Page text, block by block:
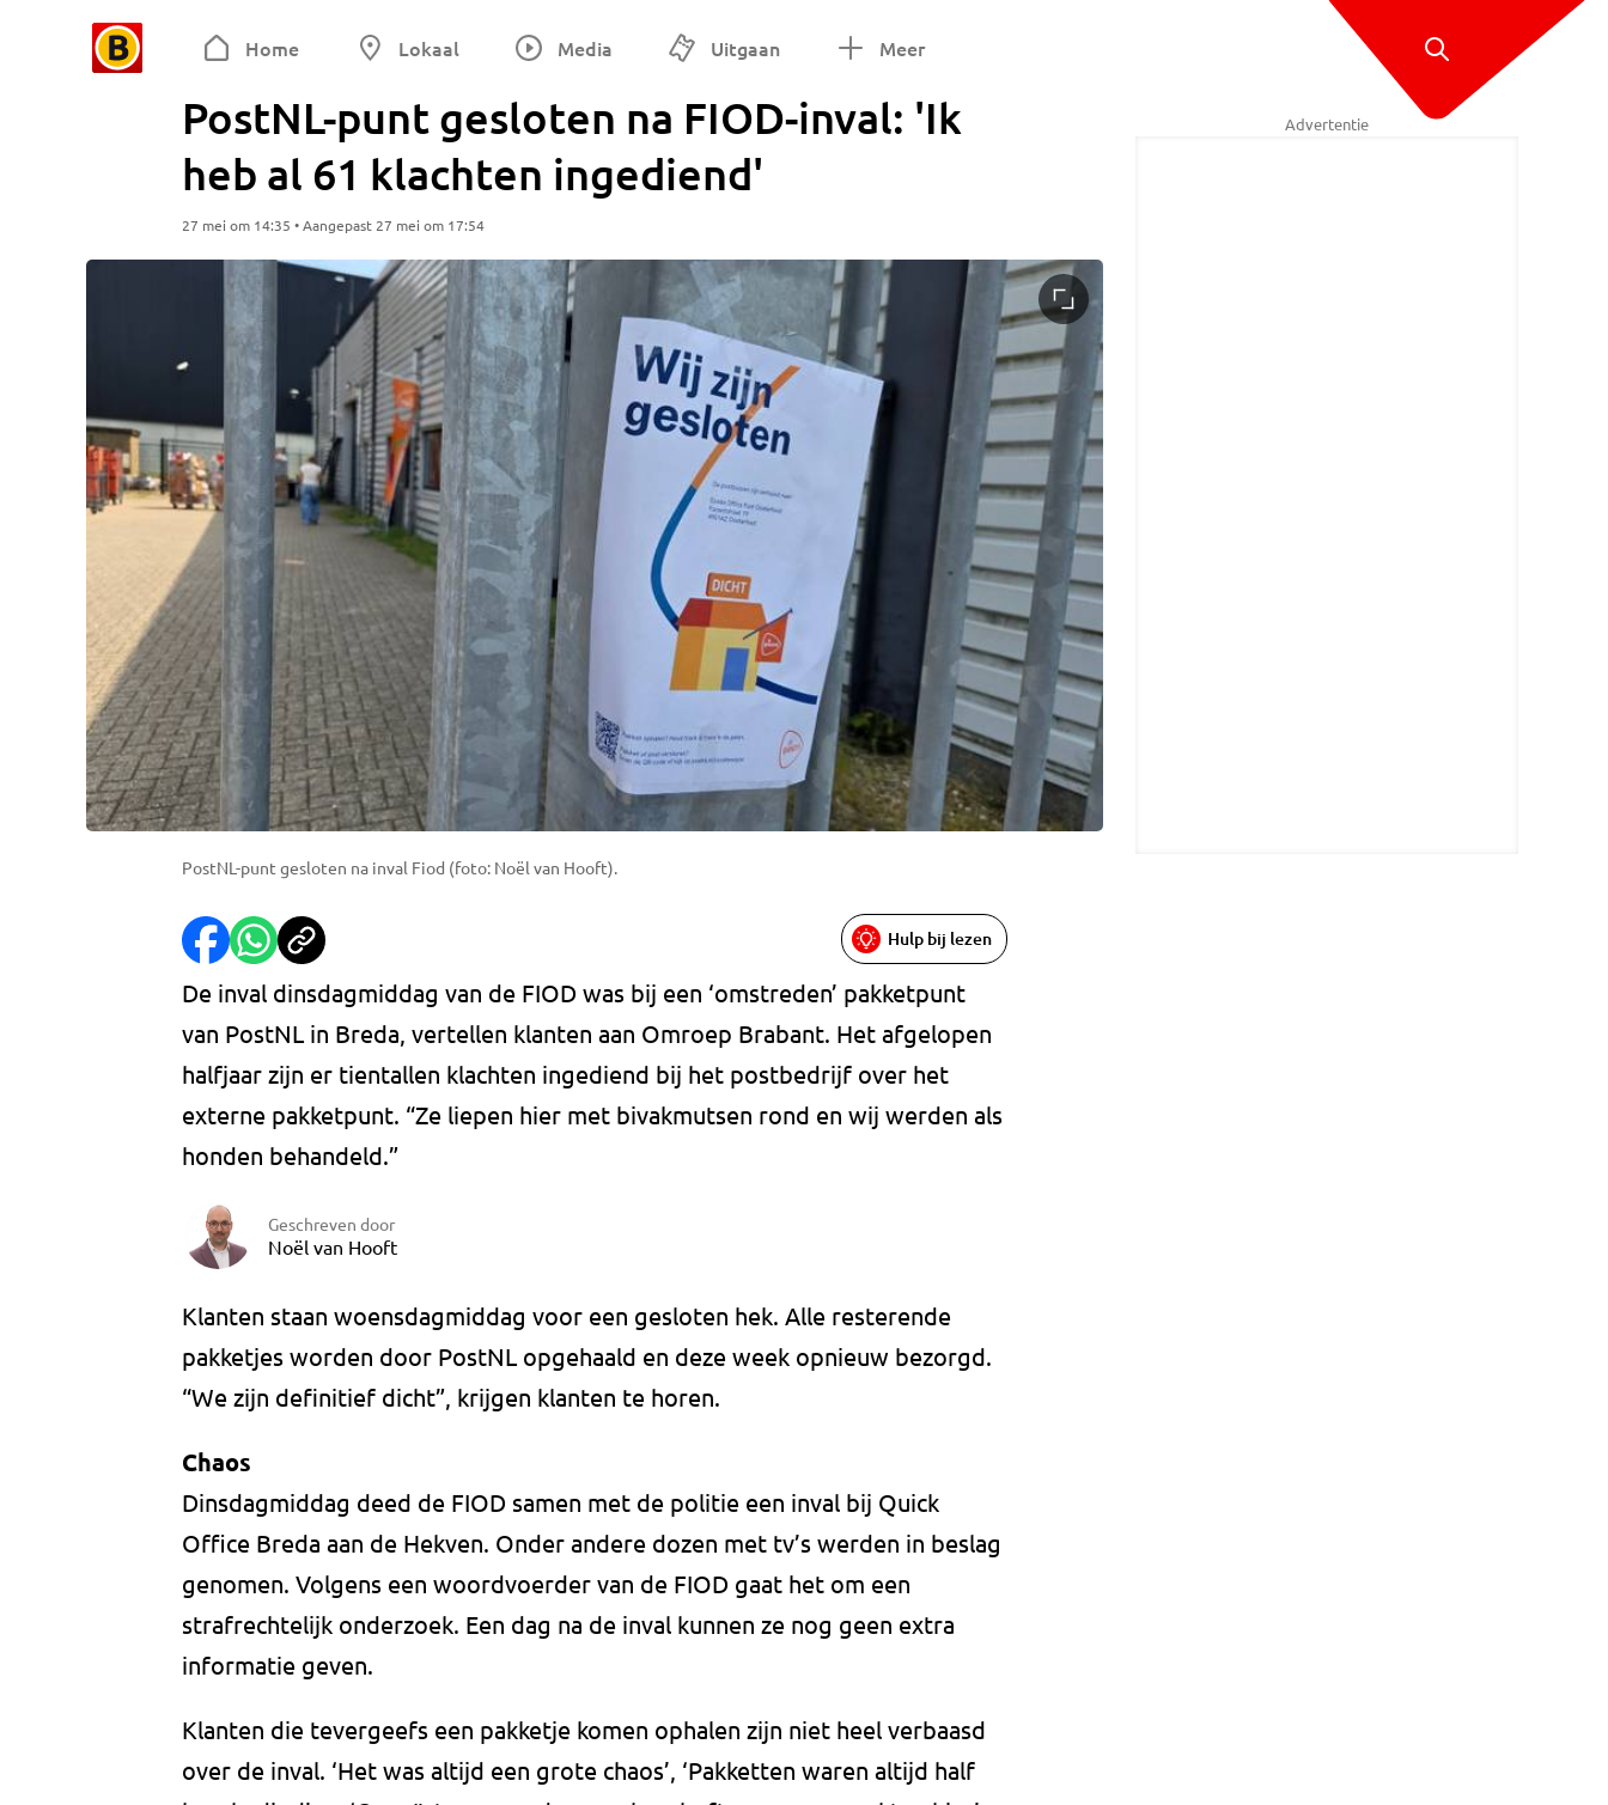
Home Lokaal Media Uitgaan Meer
PostNL-punt gesloten na FIOD-inval: 'Ik
heb al 61 klachten ingediend'
27 mei om 14:35 • Aangepast 27 mei om 17:54
PostNL-punt gesloten na inval Fiod (foto: Noël van Hooft).
Hulp bij lezen
De inval dinsdagmiddag van de FIOD was bij een ‘omstreden’ pakketpunt
van PostNL in Breda, vertellen klanten aan Omroep Brabant. Het afgelopen
halfjaar zijn er tientallen klachten ingediend bij het postbedrijf over het
externe pakketpunt. “Ze liepen hier met bivakmutsen rond en wij werden als
honden behandeld.”
Geschreven door
Noël van Hooft
Klanten staan woensdagmiddag voor een gesloten hek. Alle resterende
pakketjes worden door PostNL opgehaald en deze week opnieuw bezorgd.
“We zijn definitief dicht”, krijgen klanten te horen.
Chaos
Dinsdagmiddag deed de FIOD samen met de politie een inval bij Quick
Office Breda aan de Hekven. Onder andere dozen met tv’s werden in beslag
genomen. Volgens een woordvoerder van de FIOD gaat het om een
strafrechtelijk onderzoek. Een dag na de inval kunnen ze nog geen extra
informatie geven.
Klanten die tevergeefs een pakketje komen ophalen zijn niet heel verbaasd
over de inval. ‘Het was altijd een grote chaos’, ‘Pakketten waren altijd half
Advertentie